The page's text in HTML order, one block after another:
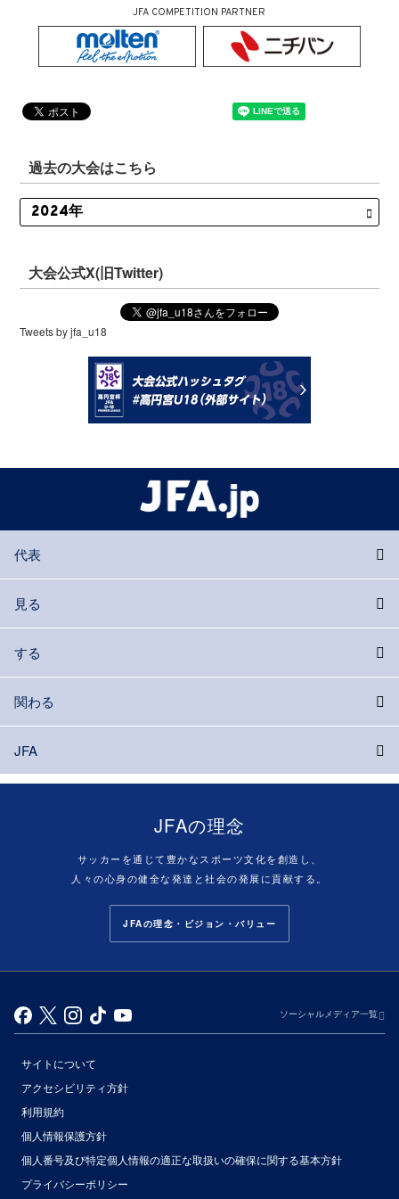
JFA COMPETITION PARTNER
過去の大会はこちら
大会公式X(旧Twitter)
Tweets by jfa_u18
代表
見る
する
関わる
JFA
JFAの理念
サッカーを通じて豊かなスポーツ文化を創造し、
人々の心身の健全な発達と社会の発展に貢献する。
JFAの理念・ビジョン・バリュー
ソーシャルメディア一覧
サイトについて
アクセシビリティ方針
利用規約
個人情報保護方針
個人番号及び特定個人情報の適正な取扱いの確保に関する基本方針
プライバシーポリシー